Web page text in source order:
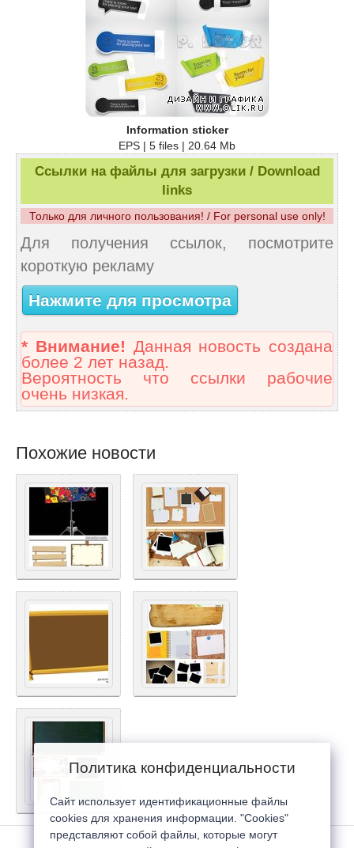
Information sticker
EPS | 5 files | 20.64 Mb
Ссылки на файлы для загрузки / Download
links
Только для личного пользования! / For personal use only!
Для получения ссылок, посмотрите
короткую рекламу
Нажмите для просмотра
* Внимание! Данная новость создана
более 2 лет назад.
Вероятность что ссылки рабочие
очень низкая.
Похожие новости
Политика конфиденциальности
Сайт использует идентификационные файлы
cookies для хранения информации. "Cookies"
представляют собой файлы, которые могут